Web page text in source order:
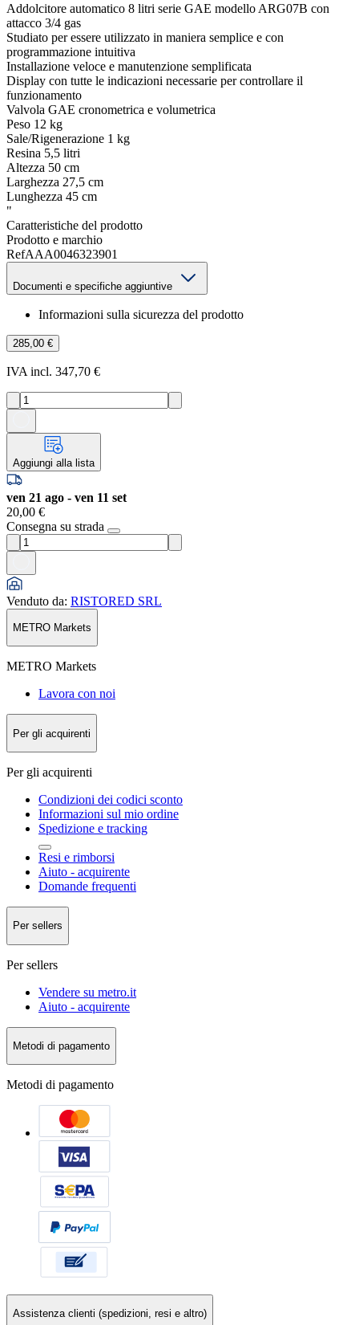
Addolcitore automatico 8 litri serie GAE modello ARG07B con
attacco 3/4 gas
Studiato per essere utilizzato in maniera semplice e con
programmazione intuitiva
Installazione veloce e manutenzione semplificata
Display con tutte le indicazioni necessarie per controllare il
funzionamento
Valvola GAE cronometrica e volumetrica
Peso 12 kg
Sale/Rigenerazione 1 kg
Resina 5,5 litri
Altezza 50 cm
Larghezza 27,5 cm
Lunghezza 45 cm
"
Caratteristiche del prodotto
Prodotto e marchio
RefAAA0046323901
Documenti e specifiche aggiuntive
Informazioni sulla sicurezza del prodotto
285,00 €
IVA incl. 347,70 €
Aggiungi alla lista
ven 21 ago - ven 11 set
20,00 €
Consegna su strada
Venduto da: RISTORED SRL
METRO Markets
METRO Markets
Lavora con noi
Per gli acquirenti
Per gli acquirenti
Condizioni dei codici sconto
Informazioni sul mio ordine
Spedizione e tracking
Resi e rimborsi
Aiuto - acquirente
Domande frequenti
Per sellers
Per sellers
Vendere su metro.it
Aiuto - acquirente
Metodi di pagamento
Metodi di pagamento
Assistenza clienti (spedizioni, resi e altro)